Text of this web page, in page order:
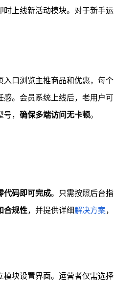
上线新活动模块。对于新手运
入口浏览主推商品和优惠，每个
。会员系统上线后，老用户可
号， 确保多端访问无卡顿。
代码即可完成。只需按照后台指
合规性，并提供详细解决方案，
模块设置界面。运营者仅需选择